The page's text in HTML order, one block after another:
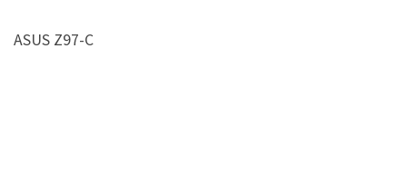
ASUS Z97-C